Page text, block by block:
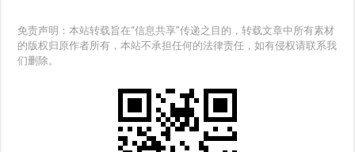
免责声明：本站转载旨在“信息共享”传递之目的，转载文章中所有素材
的版权归原作者所有，本站不承担任何的法律责任，如有侵权请联系我
们删除。